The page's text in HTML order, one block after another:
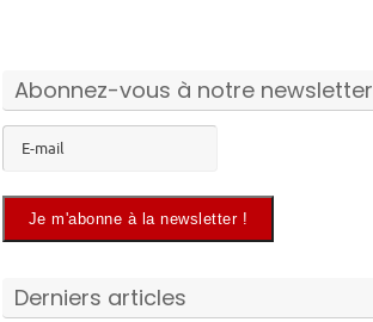
Abonnez-vous à notre newsletter
Derniers articles